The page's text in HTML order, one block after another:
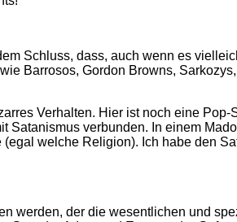
Schluss, dass, auch wenn es
Barrosos, Gordon Browns,
Verhalten. Hier ist noch eine Pop-
Satanismus verbunden. In einem
welche Religion). Ich habe den
werden, der die wesentlichen und